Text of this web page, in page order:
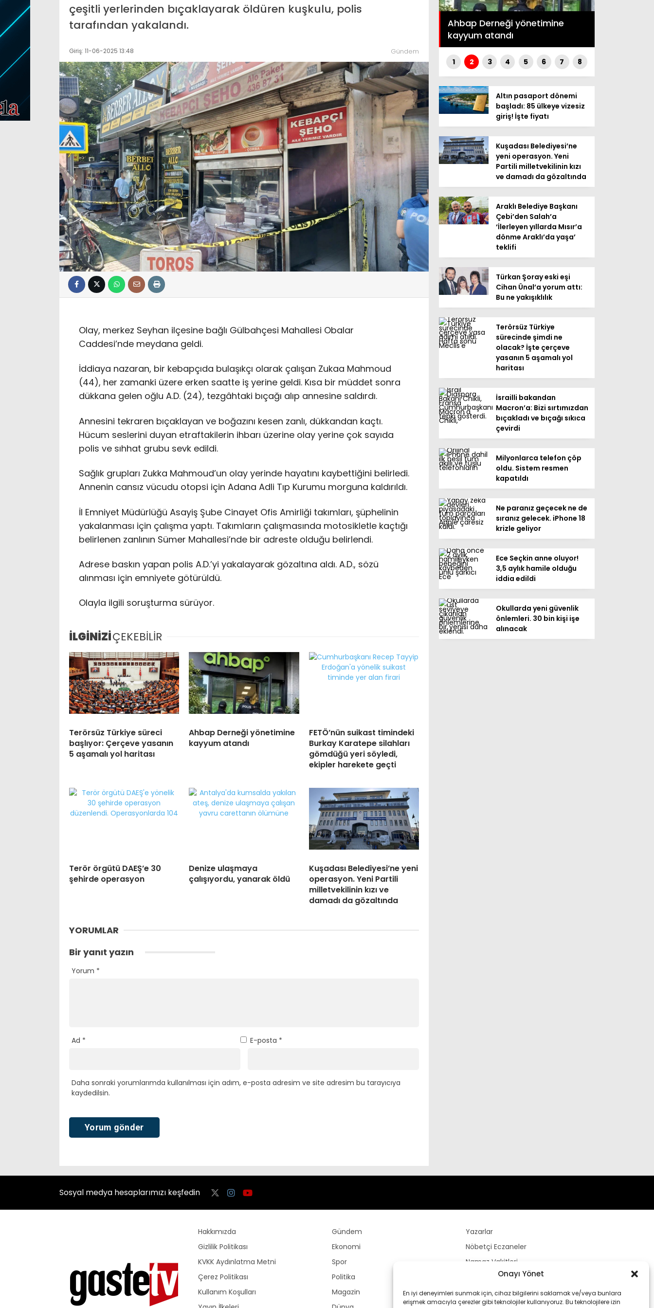
Onayı Yönet
En iyi deneyimleri sunmak için, cihaz bilgilerini saklamak ve/veya bunlara
erişmek amacıyla çerezler gibi teknolojiler kullanıyoruz. Bu teknolojilere izin
çeşitli yerlerinden bıçaklayarak öldüren kuşkulu, polis
tarafından yakalandı.
Giriş: 11-06-2025 13:48 Gündem
Olay, merkez Seyhan ilçesine bağlı Gülbahçesi Mahallesi Obalar
Caddesi’nde meydana geldi.
İddiaya nazaran, bir kebapçıda bulaşıkçı olarak çalışan Zukaa Mahmoud
(44), her zamanki üzere erken saatte iş yerine geldi. Kısa bir müddet sonra
dükkana gelen oğlu A.D. (24), tezgâhtaki bıçağı alıp annesine saldırdı.
Annesini tekraren bıçaklayan ve boğazını kesen zanlı, dükkandan kaçtı.
Hücum seslerini duyan etraftakilerin ihbarı üzerine olay yerine çok sayıda
polis ve sıhhat grubu sevk edildi.
Sağlık grupları Zukka Mahmoud’un olay yerinde hayatını kaybettiğini belirledi.
Annenin cansız vücudu otopsi için Adana Adli Tıp Kurumu morguna kaldırıldı.
İl Emniyet Müdürlüğü Asayiş Şube Cinayet Ofis Amirliği takımları, şüphelinin
yakalanması için çalışma yaptı. Takımların çalışmasında motosikletle kaçtığı
belirlenen zanlının Sümer Mahallesi’nde bir adreste olduğu belirlendi.
Adrese baskın yapan polis A.D.’yi yakalayarak gözaltına aldı. A.D., sözü
alınması için emniyete götürüldü.
Olayla ilgili soruşturma sürüyor.
İLGİNİZİÇEKEBİLİR
Terörsüz Türkiye süreci
başlıyor: Çerçeve yasanın
5 aşamalı yol haritası
Ahbap Derneği yönetimine
kayyum atandı
FETÖ’nün suikast timindeki
Burkay Karatepe silahları
gömdüğü yeri söyledi,
ekipler harekete geçti
Terör örgütü DAEŞ’e 30
şehirde operasyon
Denize ulaşmaya
çalışıyordu, yanarak öldü
Kuşadası Belediyesi’ne yeni
operasyon. Yeni Partili
milletvekilinin kızı ve
damadı da gözaltında
YORUMLAR
Bir yanıt yazın
Yorum *
Ad * E-posta *
Daha sonraki yorumlarımda kullanılması için adım, e-posta adresim ve site adresim bu tarayıcıya
kaydedilsin.
ulaşmaya çalışıyordu,
öldü
Seramiklerdeki pas lekelerine 15
dakikada veda: Mutfaktaki 2
Terörsüz Türkiye süreci başlıyor:
Ahbap Derneği yönetimine
kayyum atandı
1 2 3 4 5 6 7 8
Altın pasaport dönemi
başladı: 85 ülkeye vizesiz
giriş! İşte fiyatı
Kuşadası Belediyesi’ne
yeni operasyon. Yeni
Partili milletvekilinin kızı
ve damadı da gözaltında
Araklı Belediye Başkanı
Çebi’den Salah’a
‘İlerleyen yıllarda Mısır’a
dönme Araklı’da yaşa’
teklifi
Türkan Şoray eski eşi
Cihan Ünal’a yorum attı:
Bu ne yakışıklılık
Terörsüz Türkiye
sürecinde şimdi ne
olacak? İşte çerçeve
yasanın 5 aşamalı yol
haritası
İsrailli bakandan
Macron’a: Bizi sırtımızdan
bıçakladı ve bıçağı sıkıca
çevirdi
Milyonlarca telefon çöp
oldu. Sistem resmen
kapatıldı
Ne paranız geçecek ne de
sıranız gelecek. iPhone 18
krizle geliyor
Ece Seçkin anne oluyor!
3,5 aylık hamile olduğu
iddia edildi
Okullarda yeni güvenlik
önlemleri. 30 bin kişi işe
alınacak
Sosyal medya hesaplarımızı keşfedin
Hakkımızda
Gizlilik Politikası
KVKK Aydınlatma Metni
Çerez Politikası
Kullanım Koşulları
Gündem
Ekonomi
Spor
Politika
Magazin
Yazarlar
Nöbetçi Eczaneler
Namaz Vakitleri
Hava Durumu
Puan Durumları